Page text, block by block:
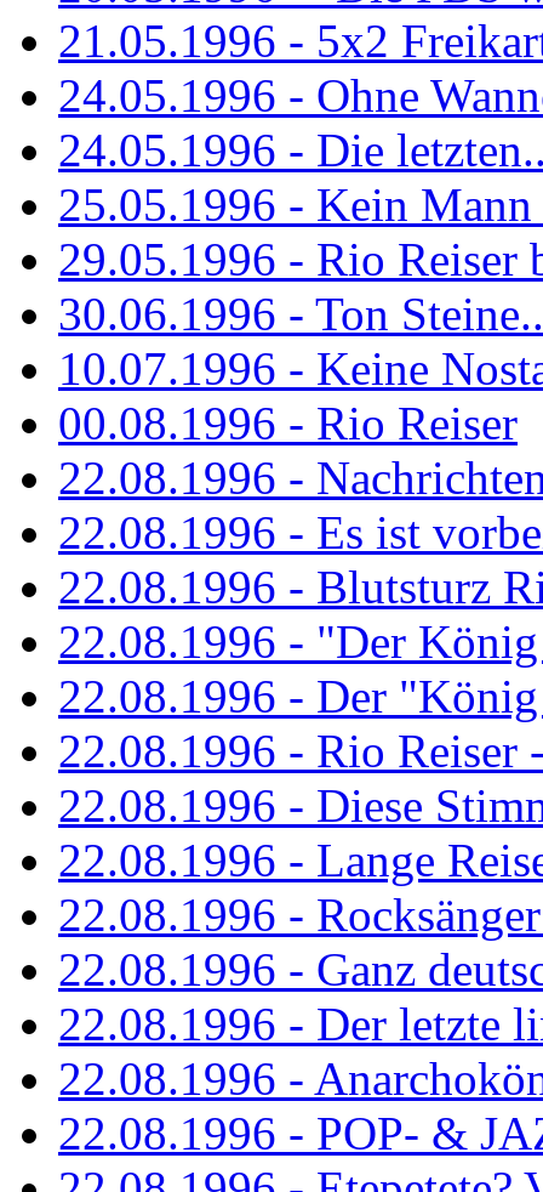
21.05.1996 - 5x2
24.05.1996 - Ohne
24.05.1996 - Die
25.05.1996 - Kein
29.05.1996 - Rio Reiser
30.06.1996 - Ton
10.07.1996 - Keine
00.08.1996 - Rio Reiser
22.08.1996 -
22.08.1996 - Es ist
22.08.1996 - Blutsturz
22.08.1996 - "Der
22.08.1996 - Der
22.08.1996 - Rio Reiser
22.08.1996 - Diese
22.08.1996 - Lange
22.08.1996 -
22.08.1996 - Ganz
22.08.1996 - Der letzte
22.08.1996 -
22.08.1996 - POP- &